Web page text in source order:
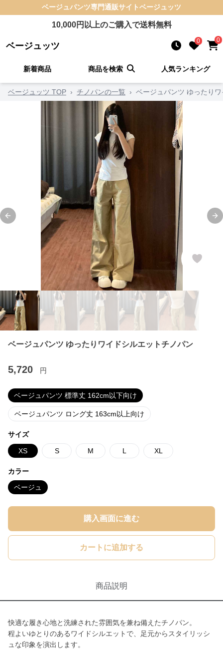
ベージュパンツ専門通販サイトベージュッツ
10,000円以上のご購入で送料無料
ベージュッツ 0 0
新着商品 商品を検索 人気ランキング
ベージュッツ TOP › チノパンの一覧 › ベージュパンツ ゆったり
Previous slide
ベージュパンツ ゆったりワイドシルエットチノパン
5,720 円
ベージュパンツ 標準丈 162cm以下向け
ベージュパンツ ロング丈 163cm以上向け
サイズ
XS S M L XL
カラー
ベージュ
購入画面に進む
カートに追加する
商品説明
快適な履き心地と洗練された雰囲気を兼ね備えたチノパン。
程よいゆとりのあるワイドシルエットで、足元からスタイリッシ
ュな印象を演出します。